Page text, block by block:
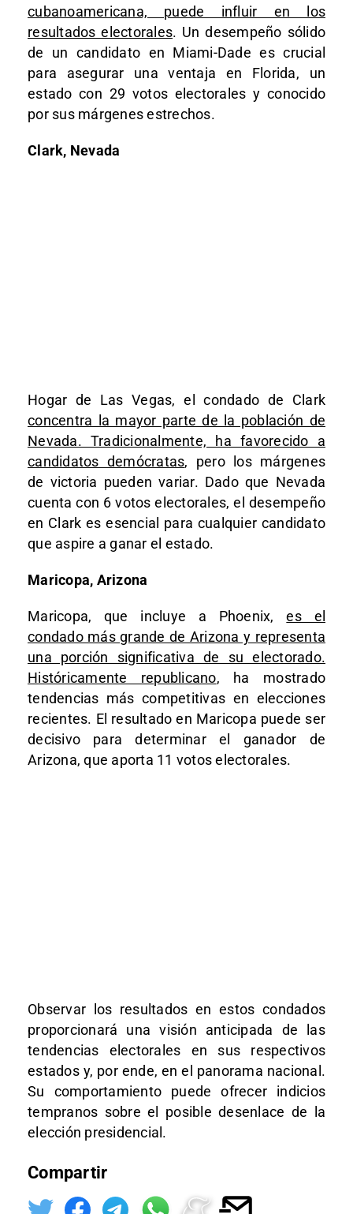
cubanoamericana, puede influir en los
resultados electorales. Un desempeño sólido
de un candidato en Miami-Dade es crucial
para asegurar una ventaja en Florida, un
estado con 29 votos electorales y conocido
por sus márgenes estrechos.
Clark, Nevada
Hogar de Las Vegas, el condado de Clark
concentra la mayor parte de la población de
Nevada. Tradicionalmente, ha favorecido a
candidatos demócratas, pero los márgenes
de victoria pueden variar. Dado que Nevada
cuenta con 6 votos electorales, el desempeño
en Clark es esencial para cualquier candidato
que aspire a ganar el estado.
Maricopa, Arizona
Maricopa, que incluye a Phoenix,es el
condado más grande de Arizona y representa
una porción significativa de su electorado.
Históricamente republicano, ha mostrado
tendencias más competitivas en elecciones
recientes. El resultado en Maricopa puede ser
decisivo para determinar el ganador de
Arizona, que aporta 11 votos electorales.
Observar los resultados en estos condados
proporcionará una visión anticipada de las
tendencias electorales en sus respectivos
estados y, por ende, en el panorama nacional.
Su comportamiento puede ofrecer indicios
tempranos sobre el posible desenlace de la
elección presidencial.
Compartir